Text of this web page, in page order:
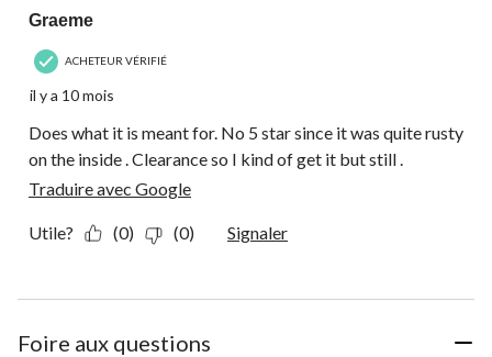
Graeme
ACHETEUR VÉRIFIÉ
il y a 10 mois
Does what it is meant for. No 5 star since it was quite rusty
on the inside . Clearance so I kind of get it but still .
Traduire avec Google
Utile? (0) (0) Signaler
Foire aux questions